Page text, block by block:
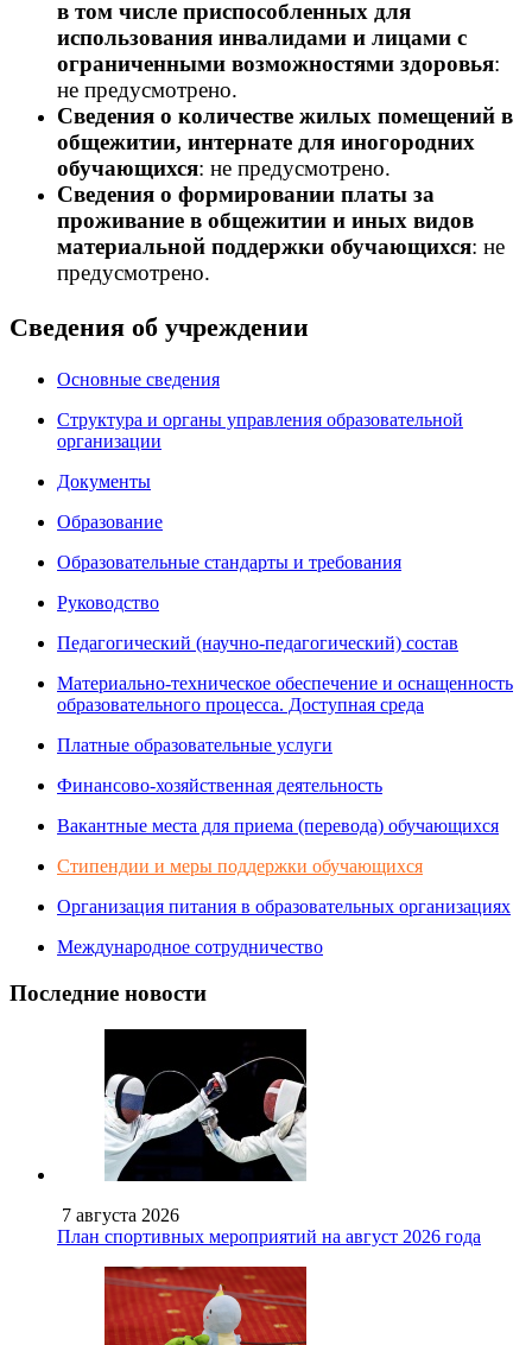
в том числе приспособленных для
использования инвалидами и лицами с
ограниченными возможностями здоровья:
не предусмотрено.
Сведения о количестве жилых помещений в
общежитии, интернате для иногородних
обучающихся: не предусмотрено.
Сведения о формировании платы за
проживание в общежитии и иных видов
материальной поддержки обучающихся: не
предусмотрено.
Сведения об учреждении
Основные сведения
Структура и органы управления образовательной
организации
Документы
Образование
Образовательные стандарты и требования
Руководство
Педагогический (научно-педагогический) состав
Материально-техническое обеспечение и оснащенность
образовательного процесса. Доступная среда
Платные образовательные услуги
Финансово-хозяйственная деятельность
Вакантные места для приема (перевода) обучающихся
Стипендии и меры поддержки обучающихся
Организация питания в образовательных организациях
Международное сотрудничество
Последние новости
7 августа 2026
План спортивных мероприятий на август 2026 года